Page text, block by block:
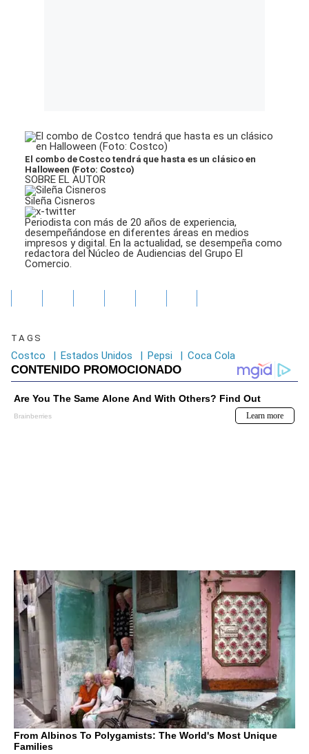
El combo de Costco tendrá que hasta es un clásico en
Halloween (Foto: Costco)
SOBRE EL AUTOR
Sileña Cisneros
Periodista con más de 20 años de experiencia,
desempeñándose en diferentes áreas en medios
impresos y digital. En la actualidad, se desempeña como
redactora del Núcleo de Audiencias del Grupo El
Comercio.
TAGS
Costco | Estados Unidos | Pepsi | Coca Cola